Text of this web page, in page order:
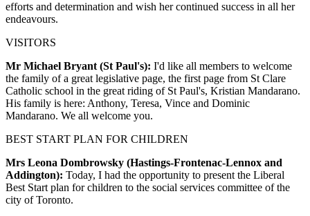
efforts and determination and wish her continued success in all her
endeavours.
VISITORS
Mr Michael Bryant (St Paul's): I'd like all members to welcome
the family of a great legislative page, the first page from St Clare
Catholic school in the great riding of St Paul's, Kristian Mandarano.
His family is here: Anthony, Teresa, Vince and Dominic
Mandarano. We all welcome you.
BEST START PLAN FOR CHILDREN
Mrs Leona Dombrowsky (Hastings-Frontenac-Lennox and
Addington): Today, I had the opportunity to present the Liberal
Best Start plan for children to the social services committee of the
city of Toronto.